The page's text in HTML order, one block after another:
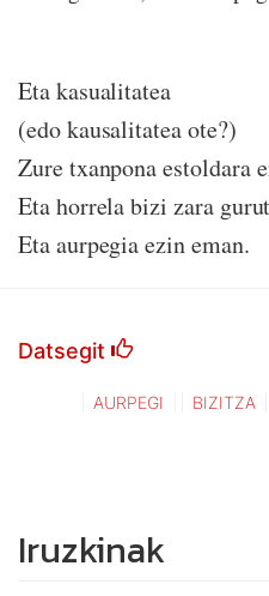
Eta kasualitatea
(edo kausalitatea ote?)
Zure txanpona estoldara
Eta horrela bizi zara
Eta aurpegia ezin eman.
Datsegit
AURPEGI BIZITZA
Iruzkinak